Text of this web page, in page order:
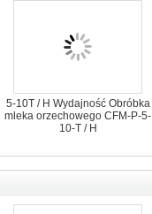
5-10T / H Wydajność Obróbka
mleka orzechowego CFM-P-5-
10-T / H